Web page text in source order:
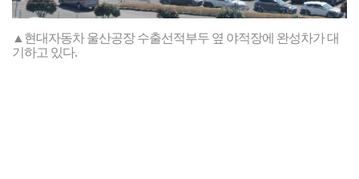
▲현대자동차 울산공장 수출선적부두 옆 야적장에 완성차가 대
기하고 있다.